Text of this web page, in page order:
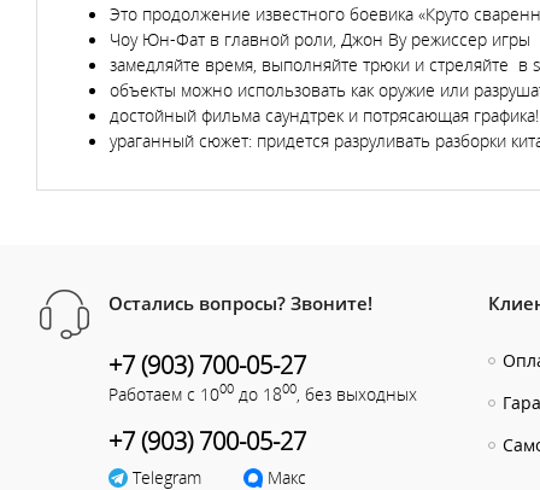
Это продолжение известного боевика «Круто
Чоу Юн-Фат в главной роли, Джон Ву режиссер игры
замедляйте время, выполняйте трюки и стреляйте в
объекты можно использовать как оружие или
достойный фильма саундтрек и потрясающая графика!
ураганный сюжет: придется разруливать разборки
Остались вопросы? Звоните!
+7 (903) 700-05-27
Работаем с 1000 до 1800 , без выходных
+7 (903) 700-05-27
Telegram Макс